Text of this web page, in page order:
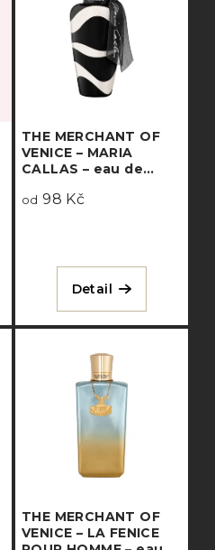
THE MERCHANT OF
VENICE – MARIA
CALLAS – eau de
od 98 Kč
Detail
THE MERCHANT OF
VENICE – LA FENICE